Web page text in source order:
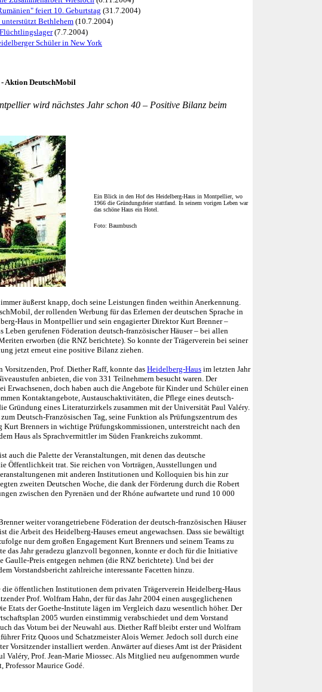
feiert 10. Geburtstag (31.7.2004)
Bethlehem(10.7.2004)
(7.7.2004)
Schüler in New York
Aktion DeutschMobil
wird nächstes Jahr schon 40 – Positive Bilanz beim
Ein Blick in den Hof des Heidelberg-Haus in Montpellier, wo
1966 die Gründungsfeier stattfand. In seinem vorigen Leben war
das schöne Haus ein Hotel.
Foto: Baumbusch
äußerst knapp, doch seine Leistungen finden weithin Anerkennung.
der rollenden Werbung für das Erlernen der deutschen Sprache in
Haus in Montpellier und sein engagierter Direktor Kurt Brenner –
gerufenen Föderation deutsch-französischer Häuser – bei allen
erworben (die RNZ berichtete). So konnte der Trägerverein bei seiner
jetzt erneut eine positive Bilanz ziehen.
Vorsitzenden, Prof. Diether Raff, konnte dasHeidelberg-Haus im letzten Jahr
anbieten, die von 331 Teilnehmern besucht waren. Der
Erwachsenen, doch haben auch die Angebote für Kinder und Schüler einen
Kontaktangebote, Austauschaktivitäten, die Pflege eines deutsch-
Gründung eines Literaturzirkels zusammen mit der Universität Paul Valéry.
Deutsch-Französischen Tag, seine Funktion als Prüfungszentrum des
Brenners in wichtige Prüfungskommissionen, unterstreicht nach den
Haus als Sprachvermittler im Süden Frankreichs zukommt.
auch die Palette der Veranstaltungen, mit denen das deutsche
Öffentlichkeit trat. Sie reichen von Vorträgen, Ausstellungen und
mit anderen Institutionen und Kolloquien bis hin zur
zweiten Deutschen Woche, die dank der Förderung durch die Robert
zwischen den Pyrenäen und der Rhóne aufwartete und rund 10 000
weiter vorangetriebene Föderation der deutsch-französischen Häuser
die Arbeit des Heidelberg-Hauses erneut angewachsen. Dass sie bewältigt
nur dem großen Engagement Kurt Brenners und seinem Teams zu
das Jahr geradezu glanzvoll begonnen, konnte er doch für die Initiative
Gaulle-Preis entgegen nehmen (die RNZ berichtete). Und bei der
Vorstandsbericht zahlreiche interessante Facetten hinzu.
die öffentlichen Institutionen dem privaten Trägerverein Heidelberg-Haus
Prof. Wolfram Hahn, der für das Jahr 2004 einen ausgeglichenen
Etats der Goethe-Institute lägen im Vergleich dazu wesentlich höher. Der
2005 wurden einstimmig verabschiedet und dem Vorstand
das Votum bei der Neuwahl aus. Diether Raff bleibt erster und Wolfram
Fritz Quoos und Schatzmeister Alois Werner. Jedoch soll durch eine
Vorsitzender installiert werden. Anwärter auf dieses Amt ist der Präsident
Valéry, Prof. Jean-Marie Miossec. Als Mitglied neu aufgenommen wurde
Professor Maurice Godé.